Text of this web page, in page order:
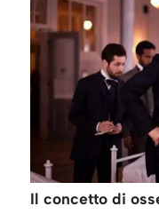
Il concetto di